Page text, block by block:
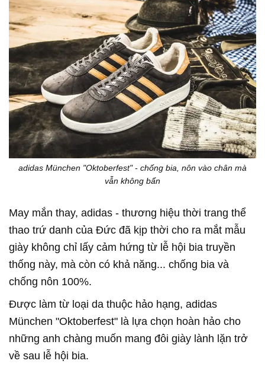
adidas München "Oktoberfest" - chống bia, nôn vào chân mà
vẫn không bẩn
May mắn thay, adidas - thương hiệu thời trang thể
thao trứ danh của Đức đã kịp thời cho ra mắt mẫu
giày không chỉ lấy cảm hứng từ lễ hội bia truyền
thống này, mà còn có khả năng... chống bia và
chống nôn 100%.
Được làm từ loại da thuộc hảo hạng, adidas
München "Oktoberfest" là lựa chọn hoàn hảo cho
những anh chàng muốn mang đôi giày lành lặn trở
về sau lễ hội bia.